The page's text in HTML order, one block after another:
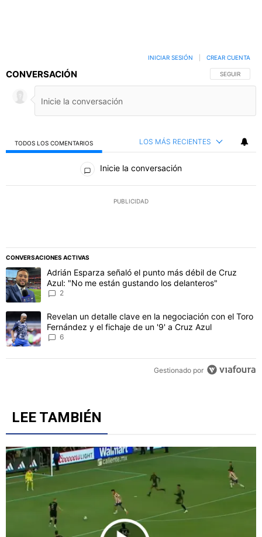
CONVERSACIÓN SIGA ESTA
SEGUIR
INICIAR SESIÓN CREAR CUENTA
TODOS LOS COMENTARIOS LOS MÁS RECIENTES
Todos los comentarios
Inicie la conversación
PUBLICIDAD
CONVERSACIONES ACTIVAS
Este listado muestra los artículos con más comentarios en los
Un artículo de tendencia con el título "Adrián Esparza señaló el
Adrián Esparza señaló el punto más débil de Cruz
Azul: "No me están gustando los delanteros"
2
Un artículo de tendencia con el título "Revelan un detalle clave
Revelan un detalle clave en la negociación con el Toro
Fernández y el fichaje de un '9' a Cruz Azul
6
Gestionado por
LEE TAMBIÉN